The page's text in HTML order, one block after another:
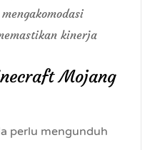
kinerja
Mojang
perlu mengunduh